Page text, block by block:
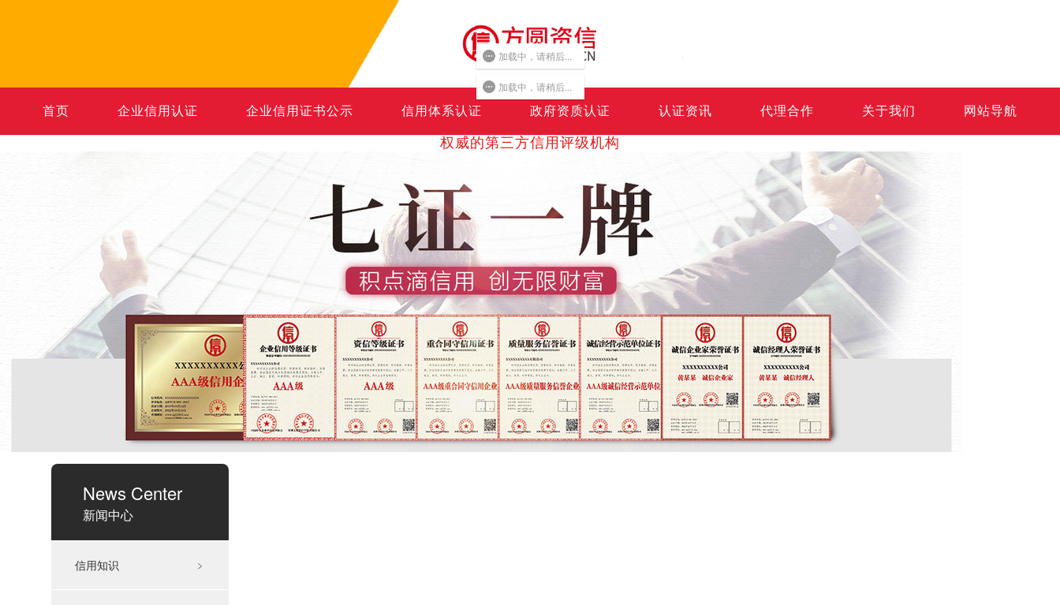
权威的第三方信用评级机构
13640905821
周一至周六09:00-20:00
首页 企业信用认证 企业信用证书公示 信用体系认证 政府资质认证 认证资讯 代理合作 关于我们 网站导航
News Center
新闻中心
信用知识 ﹥
加载中，请稍后...
加载中，请稍后...